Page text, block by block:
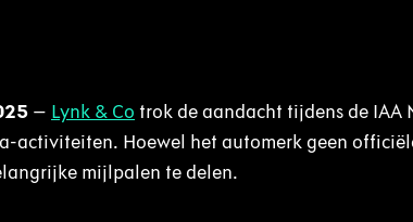
– Lynk & Co trok de aandacht tijdens de IAA
activiteiten. Hoewel het automerk geen
mijlpalen te delen.